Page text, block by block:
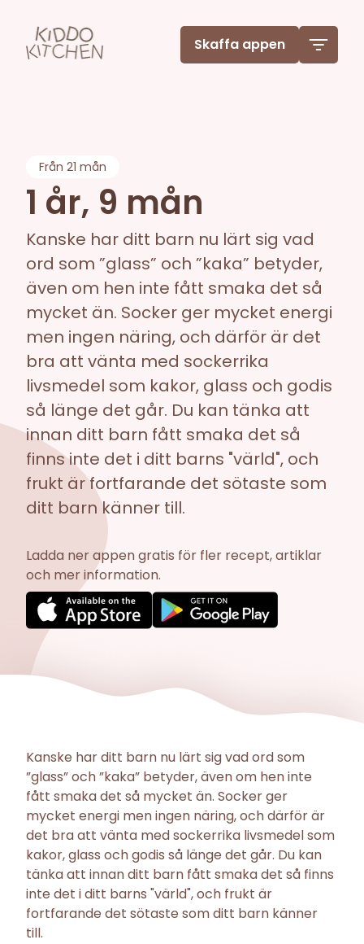
Skaffa appen
Från 21 mån
1 år, 9 mån
Kanske har ditt barn nu lärt sig vad
ord som ”glass” och ”kaka” betyder,
även om hen inte fått smaka det så
mycket än. Socker ger mycket energi
men ingen näring, och därför är det
bra att vänta med sockerrika
livsmedel som kakor, glass och godis
så länge det går. Du kan tänka att
innan ditt barn fått smaka det så
finns inte det i ditt barns "värld", och
frukt är fortfarande det sötaste som
ditt barn känner till.
Ladda ner appen gratis för fler recept, artiklar
och mer information.
Kanske har ditt barn nu lärt sig vad ord som
”glass” och ”kaka” betyder, även om hen inte
fått smaka det så mycket än. Socker ger
mycket energi men ingen näring, och därför är
det bra att vänta med sockerrika livsmedel som
kakor, glass och godis så länge det går. Du kan
tänka att innan ditt barn fått smaka det så finns
inte det i ditt barns "värld", och frukt är
fortfarande det sötaste som ditt barn känner
till.